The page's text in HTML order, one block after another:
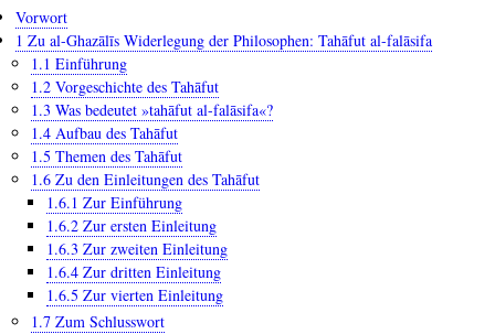
den
Einleitungen
des
Tahāfut
Vorwort
1 Zu al-Ghazālīs Widerlegung der Philosophen: Tahāfut al-falāsifa
1.1 Einführung
1.2 Vorgeschichte des Tahāfut
1.3 Was bedeutet »tahāfut al-falāsifa«?
1.4 Aufbau des Tahāfut
1.5 Themen des Tahāfut
1.6 Zu den Einleitungen des Tahāfut
1.6.1 Zur Einführung
1.6.2 Zur ersten Einleitung
1.6.3 Zur zweiten Einleitung
1.6.4 Zur dritten Einleitung
1.6.5 Zur vierten Einleitung
1.7 Zum Schlusswort